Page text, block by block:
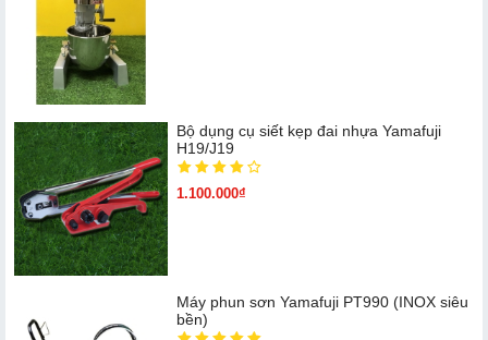
Bộ dụng cụ siết kẹp đai nhựa Yamafuji
H19/J19
1.100.000₫
Máy phun sơn Yamafuji PT990 (INOX siêu
bền)